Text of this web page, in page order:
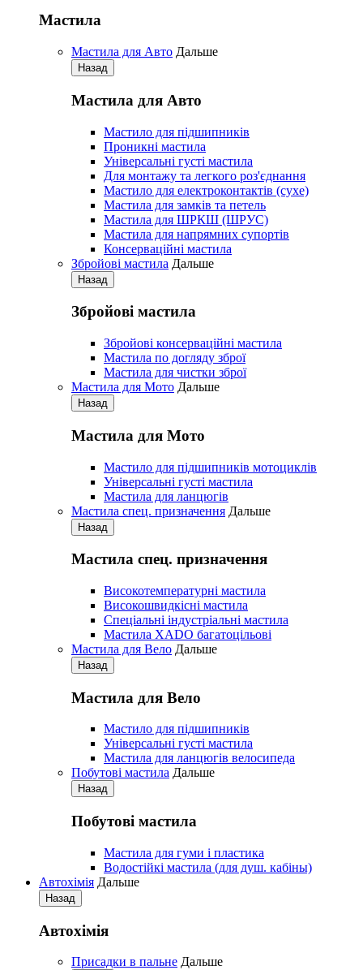
Мастила
Мастила для Авто Дальше
Назад
Мастила для Авто
Мастило для підшипників
Проникні мастила
Універсальні густі мастила
Для монтажу та легкого роз'єднання
Мастило для електроконтактів (сухе)
Мастила для замків та петель
Мастила для ШРКШ (ШРУС)
Мастила для напрямних супортів
Консерваційні мастила
Збройові мастила Дальше
Назад
Збройові мастила
Збройові консерваційні мастила
Мастила по догляду зброї
Мастила для чистки зброї
Мастила для Мото Дальше
Назад
Мастила для Мото
Мастило для підшипників мотоциклів
Універсальні густі мастила
Мастила для ланцюгів
Мастила cпец. призначення Дальше
Назад
Мастила cпец. призначення
Високотемпературні мастила
Високошвидкісні мастила
Спеціальні індустріальні мастила
Мастила ХАDО багатоцільові
Мастила для Вело Дальше
Назад
Мастила для Вело
Мастило для підшипників
Універсальні густі мастила
Мастила для ланцюгів велосипеда
Побутові мастила Дальше
Назад
Побутові мастила
Мастила для гуми і пластика
Водостійкі мастила (для душ. кабіны)
Автохімія Дальше
Назад
Автохімія
Присадки в пальне Дальше